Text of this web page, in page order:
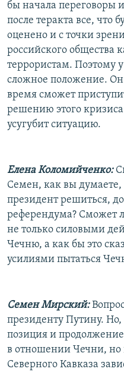
бы начала переговоры
после теракта все, что
оценено и с точки
российского общества
террористам. Поэтому
сложное положение. Он
время сможет
решению этого кризиса
усугубит ситуацию.
Елена Коломийченко:
Семен, как вы
президент решиться,
референдума? Сможет
не только силовыми
Чечню, а как бы это
усилиями пытаться
Семен Мирский:
президенту Путину.
позиция и
в отношении Чечни, но
Северного Кавказа